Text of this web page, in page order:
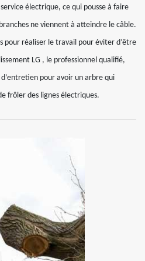
électrique, ce qui pousse à faire
ne viennent à atteindre le câble.
pour réaliser le travail pour éviter d’être
LG , le professionnel qualifié,
d’entretien pour avoir un arbre qui
frôler des lignes électriques.